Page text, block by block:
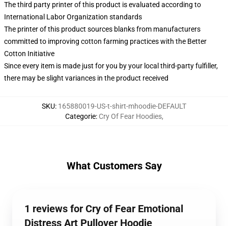
The third party printer of this product is evaluated according to
International Labor Organization standards
The printer of this product sources blanks from manufacturers
committed to improving cotton farming practices with the Better
Cotton Initiative
Since every item is made just for you by your local third-party fulfiller,
there may be slight variances in the product received
SKU: 165880019-US-t-shirt-mhoodie-DEFAULT
Categorie: Cry Of Fear Hoodies,
What Customers Say
1 reviews for Cry of Fear Emotional
Distress Art Pullover Hoodie